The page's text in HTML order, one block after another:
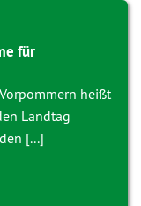
für
heißt
Landtag
[...]